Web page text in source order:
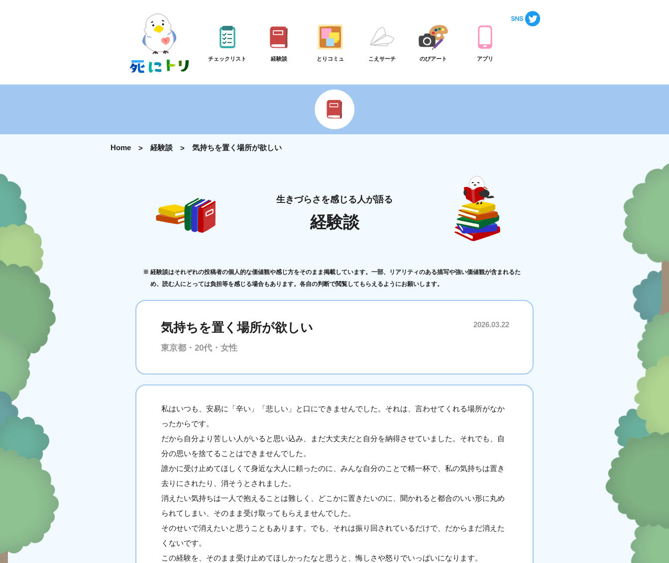
チェックリスト 経験談 とりコミュ こえサーチ のびアート アプリ
Home 経験談 気持ちを置く場所が欲しい
生きづらさを感じる人が語る
経験談
経験談はそれぞれの投稿者の個人的な価値観や感じ方をそのまま掲載しています。一部、リアリティのある描写や強い価値観が含まれるた
め、読む人にとっては負担等を感じる場合もあります。各自の判断で閲覧してもらえるようにお願いします。
気持ちを置く場所が欲しい 2026.03.22
東京都・20代・女性
私はいつも、安易に「辛い」「悲しい」と口にできませんでした。それは、言わせてくれる場所がなか
ったからです。
だから自分より苦しい人がいると思い込み、まだ大丈夫だと自分を納得させていました。それでも、自
分の思いを捨てることはできませんでした。
誰かに受け止めてほしくて身近な大人に頼ったのに、みんな自分のことで精一杯で、私の気持ちは置き
去りにされたり、消そうとされました。
消えたい気持ちは一人で抱えることは難しく、どこかに置きたいのに、聞かれると都合のいい形に丸め
られてしまい、そのまま受け取ってもらえませんでした。
そのせいで消えたいと思うこともあります。でも、それは振り回されているだけで、だからまだ消えた
くないです。
この経験を、そのまま受け止めてほしかったなと思うと、悔しさや怒りでいっぱいになります。